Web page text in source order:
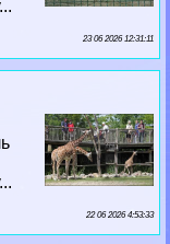
23 06 2026 12:31:11
22 06 2026 4:53:33